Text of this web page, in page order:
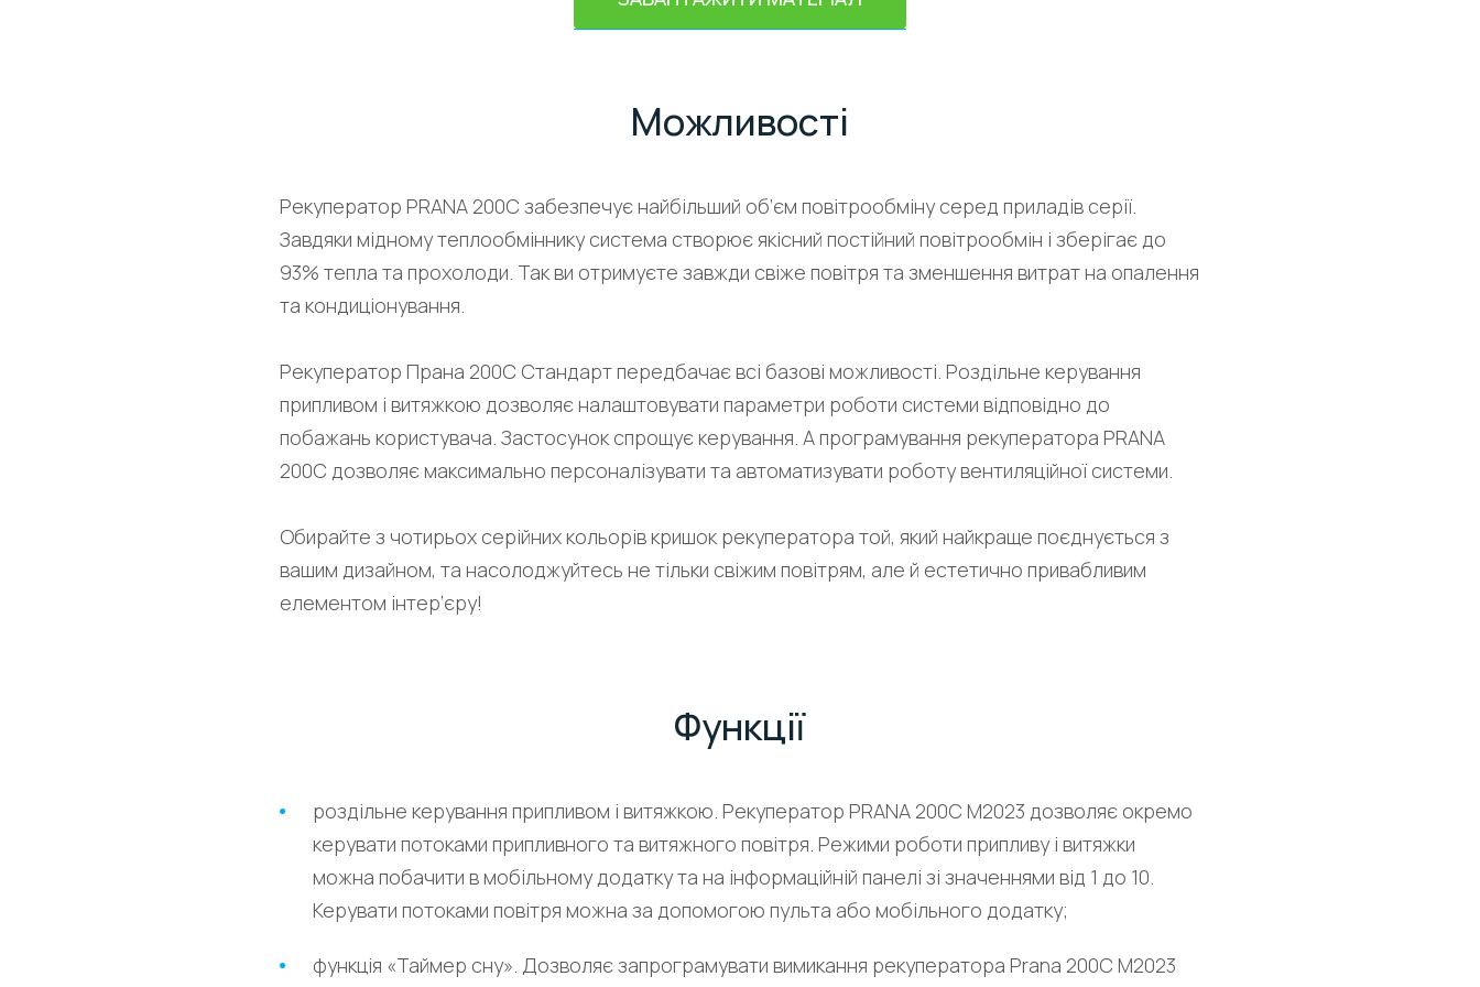
Можливості
Рекуператор PRANA 200C забезпечує найбільший об’єм повітрообміну серед приладів серії.
Завдяки мідному теплообміннику система створює якісний постійний повітрообмін і зберігає до
93% тепла та прохолоди. Так ви отримуєте завжди свіже повітря та зменшення витрат на опалення
та кондиціонування.
Рекуператор Прана 200С Стандарт передбачає всі базові можливості. Роздільне керування
припливом і витяжкою дозволяє налаштовувати параметри роботи системи відповідно до
побажань користувача. Застосунок спрощує керування. А програмування рекуператора PRANA
200С дозволяє максимально персоналізувати та автоматизувати роботу вентиляційної системи.
Обирайте з чотирьох серійних кольорів кришок рекуператора той, який найкраще поєднується з
вашим дизайном, та насолоджуйтесь не тільки свіжим повітрям, але й естетично привабливим
елементом інтер’єру!
Функції
роздільне керування припливом і витяжкою. Рекуператор PRANA 200C M2023 дозволяє окремо
керувати потоками припливного та витяжного повітря. Режими роботи припливу і витяжки
можна побачити в мобільному додатку та на інформаційній панелі зі значеннями від 1 до 10.
Керувати потоками повітря можна за допомогою пульта або мобільного додатку;
функція «Таймер сну». Дозволяє запрограмувати вимикання рекуператора Prana 200C M2023